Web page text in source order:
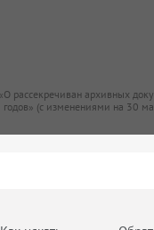
рассекречиван архивных
(с изменениями на 30